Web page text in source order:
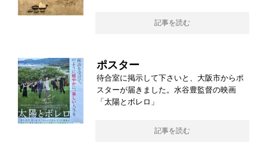
記事を読む
ポスター
待合室に掲示して下さいと、大阪市からポ
スターが届きました。水谷豊監督の映画
「太陽とボレロ」
記事を読む